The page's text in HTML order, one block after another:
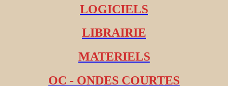
LOGICIELS
LIBRAIRIE
MATERIELS
OC - ONDES COURTES